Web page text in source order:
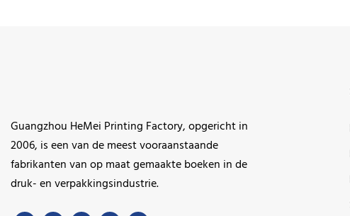
Guangzhou HeMei Printing Factory, opgericht in
2006, is een van de meest vooraanstaande
fabrikanten van op maat gemaakte boeken in de
druk- en verpakkingsindustrie.